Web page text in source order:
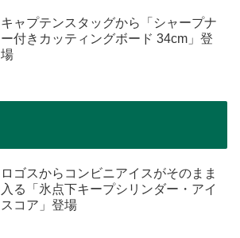
キャプテンスタッグから「シャープナ
ー付きカッティングボード 34cm」登
場
ロゴスからコンビニアイスがそのまま
入る「氷点下キープシリンダー・アイ
スコア」登場